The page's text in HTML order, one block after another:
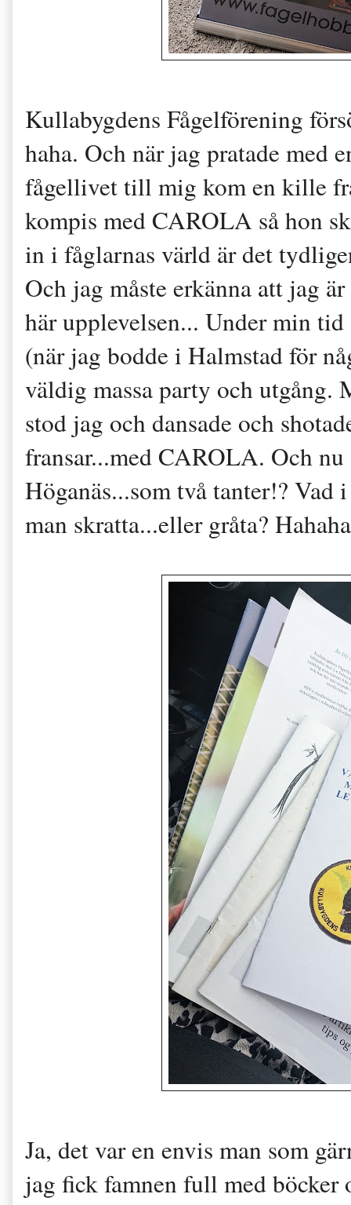
Kullabygdens Fågelförening
haha. Och när jag pratade med
fågellivet till mig kom en kille
kompis med CAROLA så hon
in i fåglarnas värld är det
Och jag måste erkänna att jag
här upplevelsen... Under min
(när jag bodde i Halmstad för
väldig massa party och utgång.
stod jag och dansade och
fransar...med CAROLA. Och nu
Höganäs...som två tanter!? Vad
man skratta...eller gråta? Hahaha
Ja, det var en envis man som
jag fick famnen full med böcker